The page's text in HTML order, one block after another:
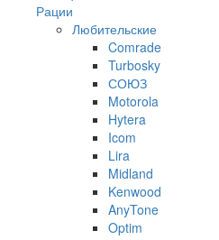
Рации
Любительские
Comrade
Turbosky
СОЮЗ
Motorola
Hytera
Icom
Lira
Midland
Kenwood
AnyTone
Optim